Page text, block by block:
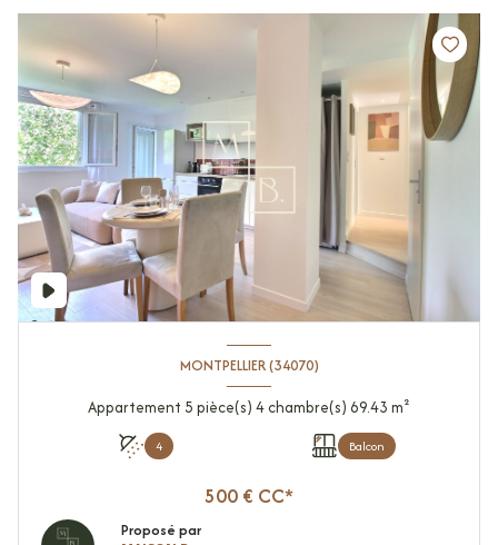
MONTPELLIER (34070)
Appartement 5 pièce(s) 4 chambre(s) 69.43 m²
4 Balcon
500 € CC*
Proposé par